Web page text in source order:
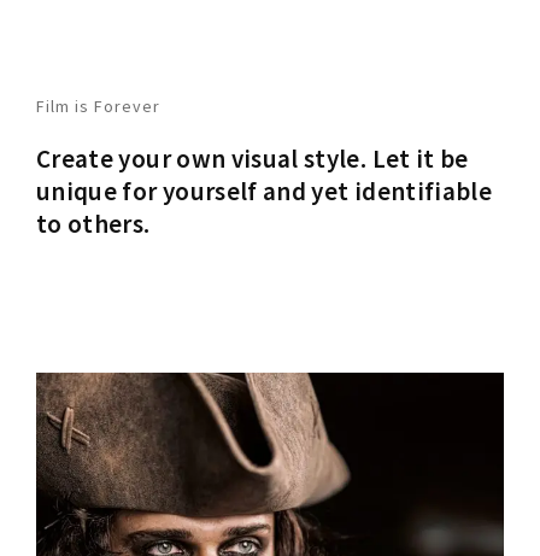
Film is Forever
Create your own visual style. Let it be
unique for yourself and yet identifiable
to others.